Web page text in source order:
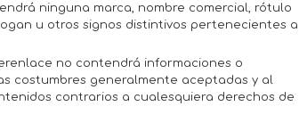
ninguna marca, nombre comercial, rótulo
u otros signos distintivos pertenecientes a
no contendrá informaciones o
costumbres generalmente aceptadas y al
contrarios a cualesquiera derechos de